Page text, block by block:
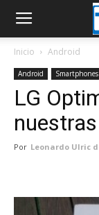
Inicio Android
Android Smartphones
LG
Por Leonardo Ulric